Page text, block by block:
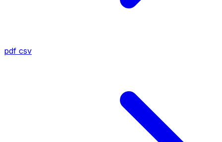
pdf csv